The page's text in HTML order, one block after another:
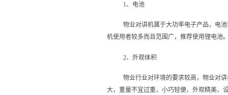
1、电池
物业对讲机属于大功率电子产品，电
机使用者较多而且范围广，推荐使用锂电池
2、外观体积
物业行业对环境的要求较高，物业对
大，重量不宜过重，小巧轻便、外观精美、